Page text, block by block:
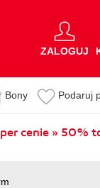
ZALOGUJ
Bony Podaruj
cenie » 50%